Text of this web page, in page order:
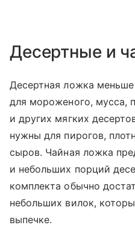
Десертные и
Десертная ложка
для мороженого, мусса,
и других мягких
нужны для пирогов,
сыров. Чайная ложка
и небольших порций
комплекта обычно
небольших вилок,
выпечке.